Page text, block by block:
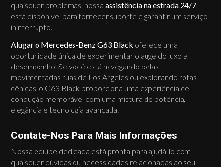
quaisquer problemas, nossaassistência na estrada 24/7
está disponível para fornecer suporte e garantir um serviço
ininterrupto.
Alugar o Mercedes-Benz G63 Black oferece uma
oportunidade única de experimentar o auge do luxo e
desempenho. Se você está navegando pelas
movimentadas ruas de Los Angeles ou explorando rotas
cênicas, o G63 Black proporciona uma experiência de
condução memorável com uma mistura de potência,
elegância e tecnologia avançada.
Contate-Nos Para Mais Informações
Nossa equipe dedicada está pronta para ajudá-lo com
quaisquer dúvidas ou necessidades relacionadas ao seu